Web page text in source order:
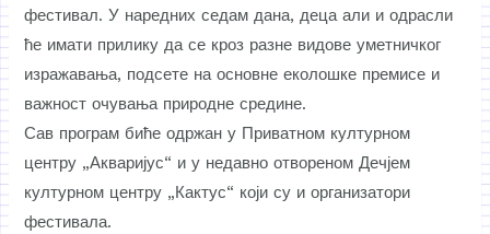
фестивал. У наредних седам дана, деца али и одрасли
ће имати прилику да се кроз разне видове уметничког
изражавања, подсете на основне еколошке премисе и
важност очувања природне средине.
Сав програм биће одржан у Приватном културном
центру „Акваријус“ и у недавно отвореном Дечјем
културном центру „Кактус“ који су и организатори
фестивала.